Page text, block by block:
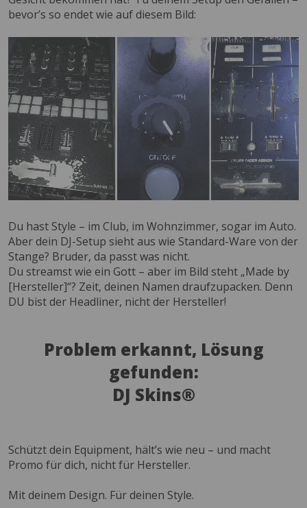
bevor’s so endet wie auf diesem Bild:
Du hast Style – im Club, im Wohnzimmer, sogar im Auto.
Aber dein DJ-Setup sieht aus wie Standard-Ware von der
Stange? Bruder, da passt was nicht.
Du streamst wie ein Gott – aber im Bild steht „Made by
[Hersteller]“? Zeit, deinen Namen draufzupacken. Denn
DU bist der Headliner, nicht der Hersteller!
Problem erkannt, Lösung
gefunden:
DJ Skins®
Schützt dein Equipment, hält’s wie neu – und macht
Promo für dich, nicht für Hersteller.
Mit deinem Design. Für deinen Style.